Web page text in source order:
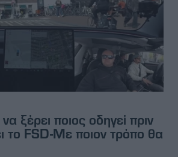
ξέρει ποιος οδηγεί πριν
το FSD-Με ποιον τρόπο θα